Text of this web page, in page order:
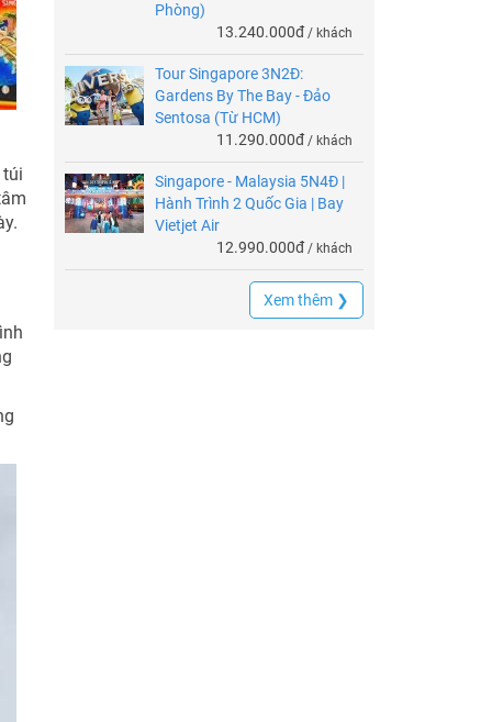
Phòng)
13.240.000đ / khách
Tour Singapore 3N2Đ:
Gardens By The Bay - Đảo
Sentosa (Từ HCM)
11.290.000đ / khách
Singapore - Malaysia 5N4Đ |
Hành Trình 2 Quốc Gia | Bay
Vietjet Air
12.990.000đ / khách
Xem thêm ❯